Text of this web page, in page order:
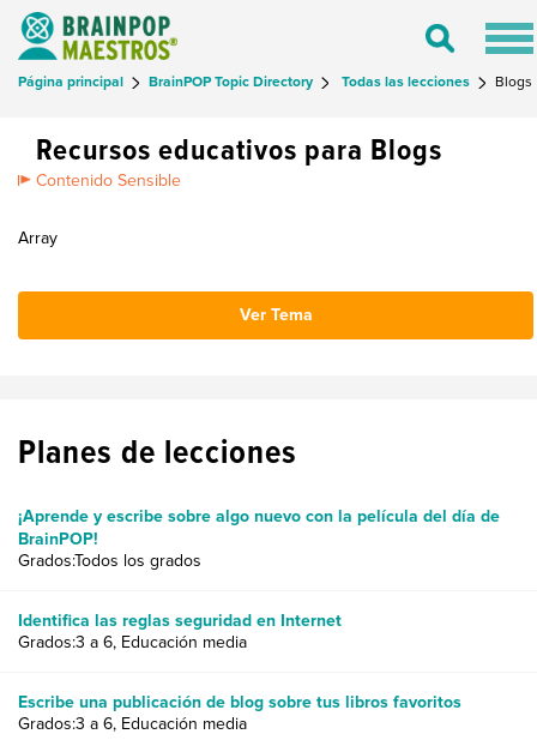
Toggle
Página principal BrainPOP Topic Directory Todas las lecciones Blogs
Recursos educativos para Blogs
Contenido Sensible
Array
Ver Tema
Planes de lecciones
¡Aprende y escribe sobre algo nuevo con la película del día de
BrainPOP!
Grados:Todos los grados
Identifica las reglas seguridad en Internet
Grados:3 a 6, Educación media
Escribe una publicación de blog sobre tus libros favoritos
Grados:3 a 6, Educación media